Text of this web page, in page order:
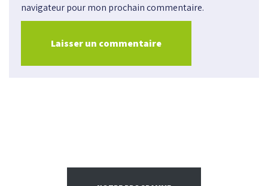
navigateur pour mon prochain commentaire.